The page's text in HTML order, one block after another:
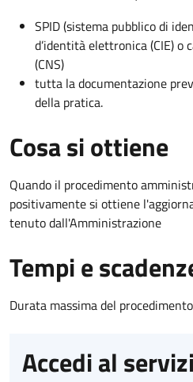
SPID (sistema pubblico di
d’identità elettronica (CIE) o
(CNS)
tutta la documentazione
della pratica.
Cosa si ottiene
Quando il procedimento
positivamente si ottiene
tenuto dall'Amministrazione
Tempi e
Durata massima del
Accedi al